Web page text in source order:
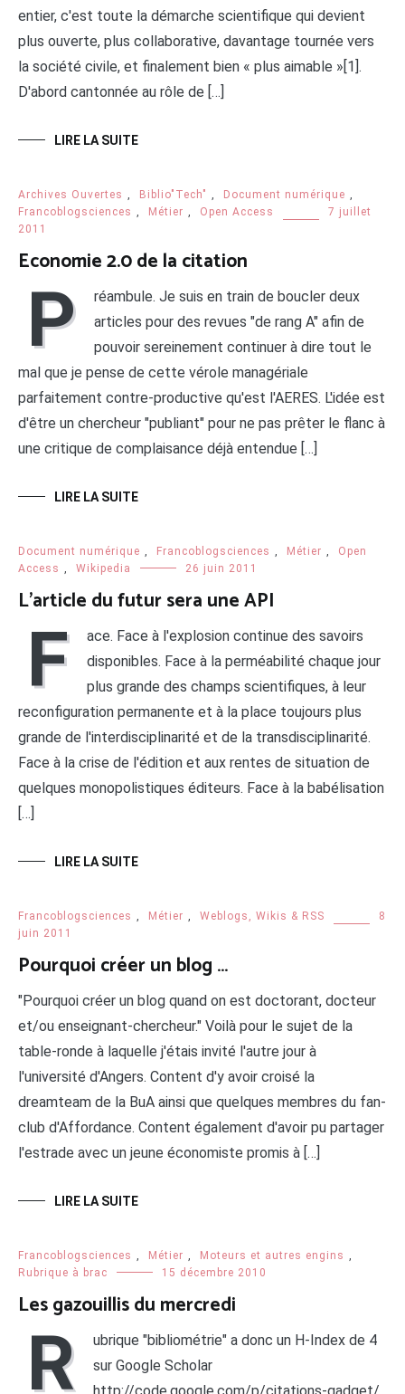
entier, c'est toute la démarche scientifique qui devient
plus ouverte, plus collaborative, davantage tournée vers
la société civile, et finalement bien « plus aimable »[1].
D'abord cantonnée au rôle de […]
LIRE LA SUITE
Archives Ouvertes Biblio"Tech" Document numérique
Francoblogsciences
Métier Open Access
7 juillet
2011
Economie 2.0 de la citation
P
réambule. Je suis en train de boucler deux
articles pour des revues "de rang A" afin de
pouvoir sereinement continuer à dire tout le
mal que je pense de cette vérole managériale
parfaitement contre-productive qu'est l'AERES. L'idée est
d'être un chercheur "publiant" pour ne pas prêter le flanc à
une critique de complaisance déjà entendue […]
LIRE LA SUITE
Document numérique Francoblogsciences Métier
Open
Access
Wikipedia 26 juin 2011
L’article du futur sera une API
F
ace. Face à l'explosion continue des savoirs
disponibles. Face à la perméabilité chaque jour
plus grande des champs scientifiques, à leur
reconfiguration permanente et à la place toujours plus
grande de l'interdisciplinarité et de la transdisciplinarité.
Face à la crise de l'édition et aux rentes de situation de
quelques monopolistiques éditeurs. Face à la babélisation
[…]
LIRE LA SUITE
Francoblogsciences Métier Weblogs, Wikis & RSS
8
juin 2011
Pourquoi créer un blog …
"Pourquoi créer un blog quand on est doctorant, docteur
et/ou enseignant-chercheur." Voilà pour le sujet de la
table-ronde à laquelle j'étais invité l'autre jour à
l'université d'Angers. Content d'y avoir croisé la
dreamteam de la BuA ainsi que quelques membres du fan-
club d'Affordance. Content également d'avoir pu partager
l'estrade avec un jeune économiste promis à […]
LIRE LA SUITE
Francoblogsciences Métier Moteurs et autres engins
Rubrique à brac
15 décembre 2010
Les gazouillis du mercredi
R
ubrique "bibliométrie" a donc un H-Index de 4
sur Google Scholar